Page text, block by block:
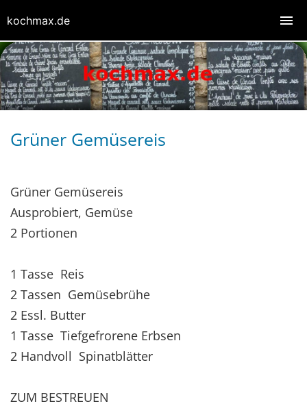
Grüner Gemüsereis
Grüner Gemüsereis
Ausprobiert, Gemüse
2 Portionen
1 Tasse Reis
2 Tassen Gemüsebrühe
2 Essl. Butter
1 Tasse Tiefgefrorene Erbsen
2 Handvoll Spinatblätter
ZUM BESTREUEN
kochmax.de